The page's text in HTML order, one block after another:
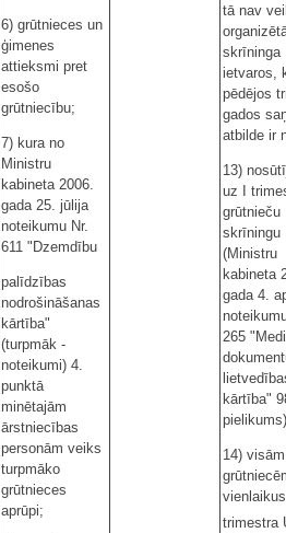
6) grūtnieces un
ģimenes
attieksmi pret
esošo
grūtniecību;
7) kura no
Ministru
kabineta 2006.
gada 25. jūlija
noteikumu Nr.
611 "Dzemdību
palīdzības
nodrošināšanas
kārtība"
(turpmāk -
noteikumi) 4.
punktā
minētajām
ārstniecības
personām veiks
turpmāko
grūtnieces
aprūpi;
tā nav
skrīninga
ietvaros,
pēdējos
gados
atbilde ir
13)
uz I
grūtnieču
skrīningu
(Ministru
kabineta
gada 4.
265
kārtība"
14) visām
trimestra